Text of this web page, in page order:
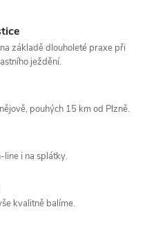
základě dlouholeté praxe při
ježdění.
pouhých 15 km od Plzně.
line i na splátky.
kvalitně balíme.